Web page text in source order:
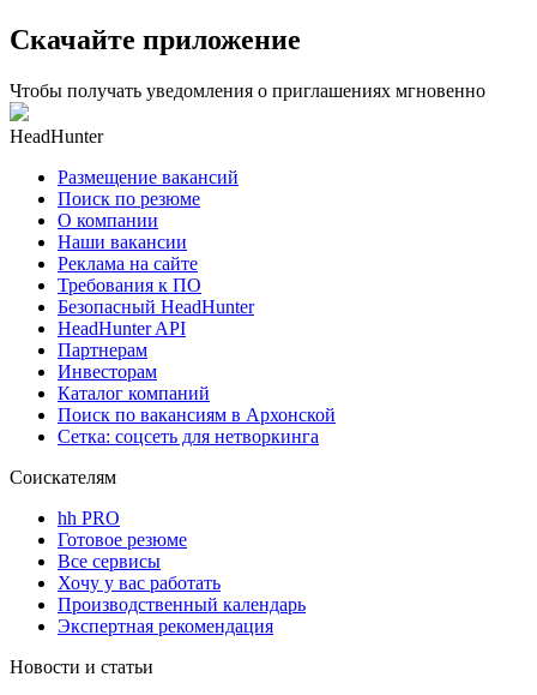
Скачайте приложение
Чтобы получать уведомления о приглашениях мгновенно
HeadHunter
Размещение вакансий
Поиск по резюме
О компании
Наши вакансии
Реклама на сайте
Требования к ПО
Безопасный HeadHunter
HeadHunter API
Партнерам
Инвесторам
Каталог компаний
Поиск по вакансиям в Архонской
Сетка: соцсеть для нетворкинга
Соискателям
hh PRO
Готовое резюме
Все сервисы
Хочу у вас работать
Производственный календарь
Экспертная рекомендация
Новости и статьи